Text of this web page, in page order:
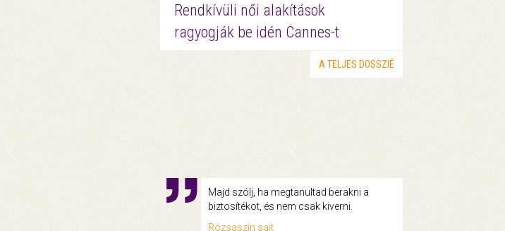
Rendkívüli női alakítások
ragyogják be idén Cannes-t
A TELJES DOSSZIÉ
Majd szólj, ha megtanultad berakni a
biztosítékot, és nem csak kiverni.
Rózsaszín sajt